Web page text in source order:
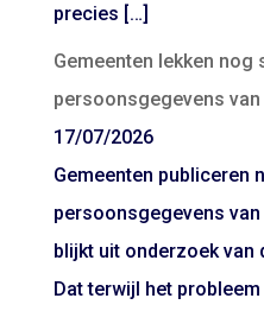
precies […]
Gemeenten lekken nog
persoonsgegevens
17/07/2026
Gemeenten publiceren
persoonsgegevens
blijkt uit onderzoek van
Dat terwijl het